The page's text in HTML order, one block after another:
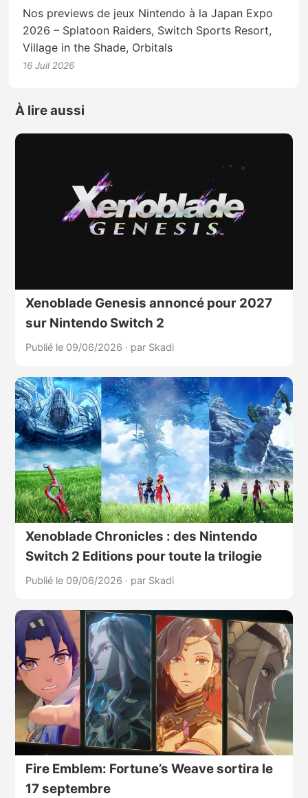
Nos previews de jeux Nintendo à la Japan Expo
2026 – Splatoon Raiders, Switch Sports Resort,
Village in the Shade, Orbitals
16 Juil 2026
À lire aussi
Xenoblade Genesis annoncé pour 2027
sur Nintendo Switch 2
Publié le 09/06/2026 · par Skadi
Xenoblade Chronicles : des Nintendo
Switch 2 Editions pour toute la trilogie
Publié le 09/06/2026 · par Skadi
Fire Emblem: Fortune’s Weave sortira le
17 septembre